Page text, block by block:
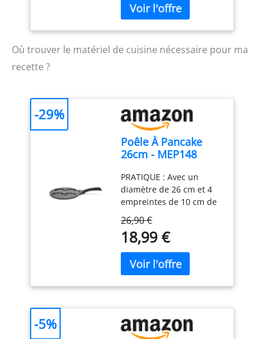
Où trouver le matériel de cuisine nécessaire pour ma
recette ?
Poêle À Pancake
26cm - MEP148
PRATIQUE : Avec un
diamètre de 26 cm et 4
empreintes de 10 cm de
vous permet de préparer
jusqu'à 4 délicieux
pancakes à la fois, parfait
pour des petits-
déjeuners copieux en
famille ou entre amis.
frais au toucher pendant
26,90 €
18,99 €
-29%
-5%